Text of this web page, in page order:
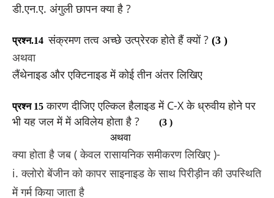
डी.एन.ए. अंगुली छापन क्या है ?
प्रश्न.14 संक्रमण तत्व अच्छे उत्प्रेरक होते हैं क्यों ? (3 )
अथवा
लैंथेनाइड और एक्टिनाइड में कोई तीन अंतर लिखिए
प्रश्न 15 कारण दीजिए एल्किल हैलाइड में C-X के ध्रुवीय होने पर
भी यह जल में में अविलेय होता है ?
(3 )
अथवा
क्या होता है जब ( केवल रासायनिक समीकरण लिखिए )-
i. क्लोरो बेंजीन को कापर साइनाइड के साथ पिरीड़ीन की उपस्थिति
में गर्म किया जाता है